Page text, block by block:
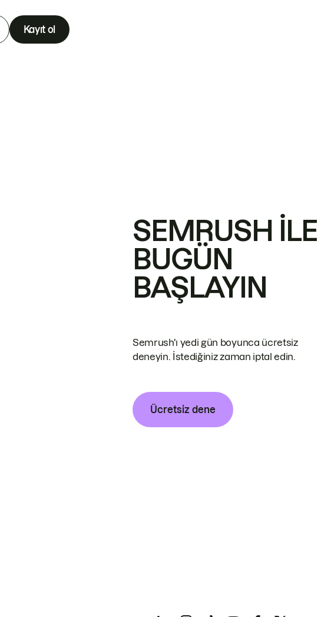
Kayıt ol
SEMRUSH ILE
BUGÜN
BAŞLAYIN
Semrush'ı yedi gün boyunca ücretsiz
deneyin. İstediğiniz zaman iptal edin.
Ücretsiz dene